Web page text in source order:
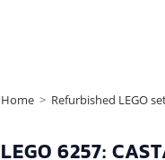
Home > Refurbished LEGO
LEGO 6257: